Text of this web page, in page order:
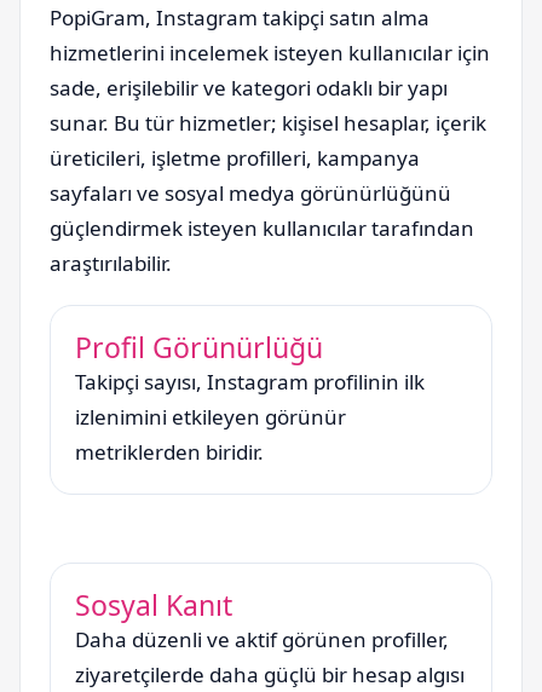
PopiGram, Instagram takipçi satın alma
hizmetlerini incelemek isteyen kullanıcılar için
sade, erişilebilir ve kategori odaklı bir yapı
sunar. Bu tür hizmetler; kişisel hesaplar, içerik
üreticileri, işletme profilleri, kampanya
sayfaları ve sosyal medya görünürlüğünü
güçlendirmek isteyen kullanıcılar tarafından
araştırılabilir.
Profil Görünürlüğü
Takipçi sayısı, Instagram profilinin ilk
izlenimini etkileyen görünür
metriklerden biridir.
Sosyal Kanıt
Daha düzenli ve aktif görünen profiller,
ziyaretçilerde daha güçlü bir hesap algısı